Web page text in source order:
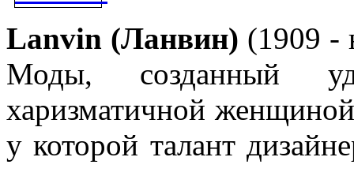
Lanvin (Ланвин) (1909 -
Моды, созданный
харизматичной
у которой талант